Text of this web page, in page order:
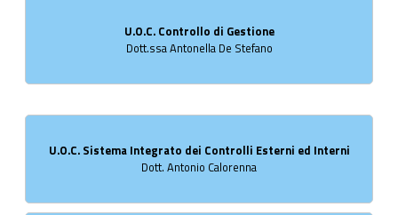
U.O.C. Controllo di Gestione
Dott.ssa Antonella De Stefano
U.O.C. Sistema Integrato dei Controlli Esterni ed Interni
Dott. Antonio Calorenna